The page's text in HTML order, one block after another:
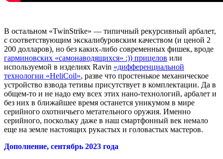
В остальном «TwinStrike» — типичный рекурсивный арбалет,
с соответствующим экскалибуровским качеством (и ценой 2
200 долларов), но без каких-либо современных фишек, вроде
гарминовских «самонаводящихся» :)) прицелов или
используемой в изделиях Ravin «дифференциальной
технологии «HeliCoil», разве что простенькое механическое
устройство взвода тетивы присутствует в комплектации. Да в
общем-то и не надо ему всех этих нано-технологий, арбалет и
без них в ближайшее время останется уникумом в мире
серийного охотничьего метательного оружия. Именно
серийного, поскольку даже в наш смартфонный век немало
еще на земле настоящих рукастых и головастых мастеров.
Дополнение, сентябрь 2023 года